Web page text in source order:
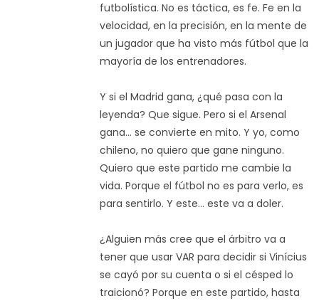
futbolística. No es táctica, es fe. Fe en la
velocidad, en la precisión, en la mente de
un jugador que ha visto más fútbol que la
mayoría de los entrenadores.
Y si el Madrid gana, ¿qué pasa con la
leyenda? Que sigue. Pero si el Arsenal
gana... se convierte en mito. Y yo, como
chileno, no quiero que gane ninguno.
Quiero que este partido me cambie la
vida. Porque el fútbol no es para verlo, es
para sentirlo. Y este... este va a doler.
¿Alguien más cree que el árbitro va a
tener que usar VAR para decidir si Vinícius
se cayó por su cuenta o si el césped lo
traicionó? Porque en este partido, hasta